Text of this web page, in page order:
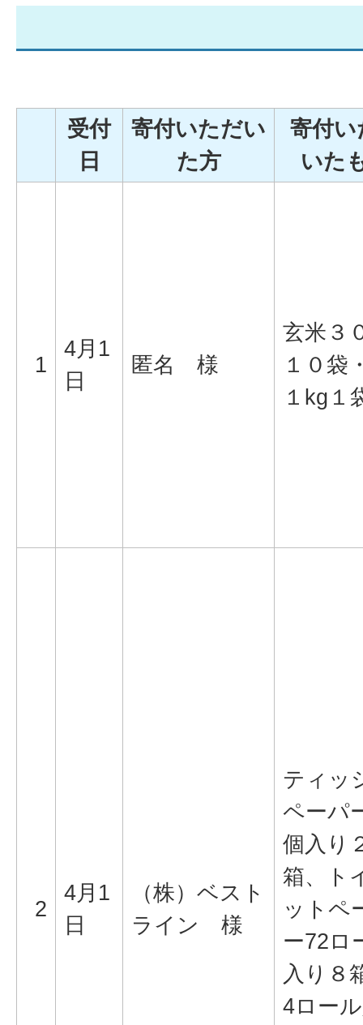
受付
日
寄付いただい
た方
寄付い
いた
1
4月1
日
匿名 様
玄米３
１０袋
１kg１
2
4月1
日
（株）ベスト
ライン 様
ティッ
ペーパ
個入り
箱、ト
ットペ
ー72ロ
入り８
4ロー